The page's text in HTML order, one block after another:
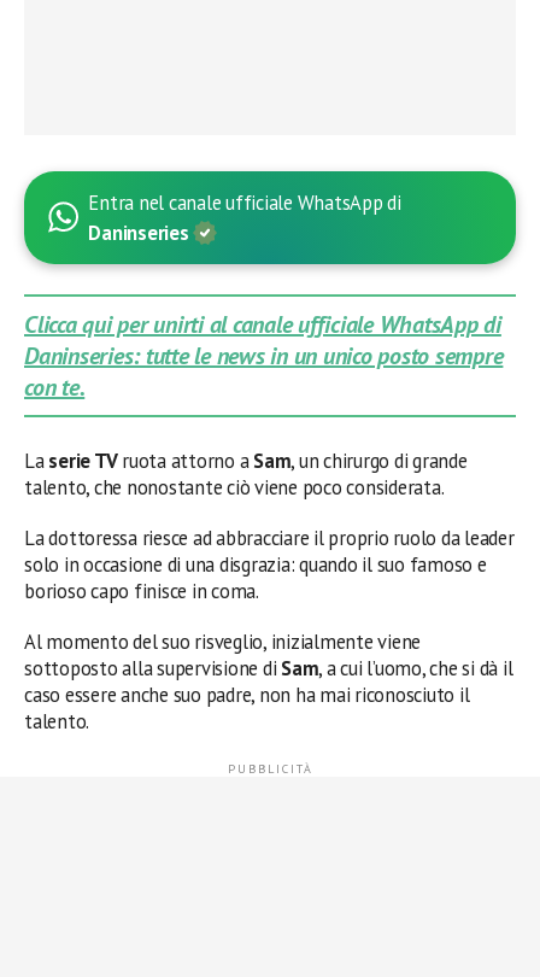
Entra nel canale ufficiale WhatsApp di
Daninseries
Clicca qui per unirti al canale ufficiale WhatsApp di
Daninseries: tutte le news in un unico posto sempre
con te.
Laserie TVruota attorno aSam, un chirurgo di grande
talento, che nonostante ciò viene poco considerata.
La dottoressa riesce ad abbracciare il proprio ruolo da leader
solo in occasione di una disgrazia: quando il suo famoso e
borioso capo finisce in coma.
Al momento del suo risveglio, inizialmente viene
sottoposto alla supervisione di Sam, a cui l’uomo, che si dà il
caso essere anche suo padre, non ha mai riconosciuto il
talento.